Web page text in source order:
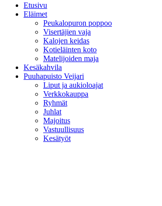
Etusivu
Eläimet
Peukalopuron poppoo
Visertäjien vaja
Kalojen keidas
Kotieläinten koto
Matelijoiden maja
Kesäkahvila
Puuhapuisto Veijari
Liput ja aukioloajat
Verkkokauppa
Ryhmät
Juhlat
Majoitus
Vastuullisuus
Kesätyöt